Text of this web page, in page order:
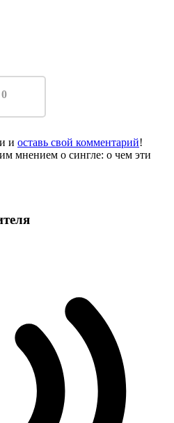
0
и оставь свой комментарий!
мнением о сингле: о чем эти